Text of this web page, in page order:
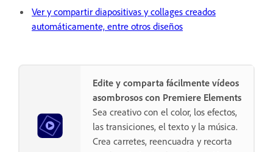
Ver y compartir diapositivas y collages creados
automáticamente, entre otros diseños
Edite y comparta fácilmente vídeos
asombrosos con Premiere Elements
Sea creativo con el color, los efectos,
las transiciones, el texto y la música.
Crea carretes, reencuadra y recorta